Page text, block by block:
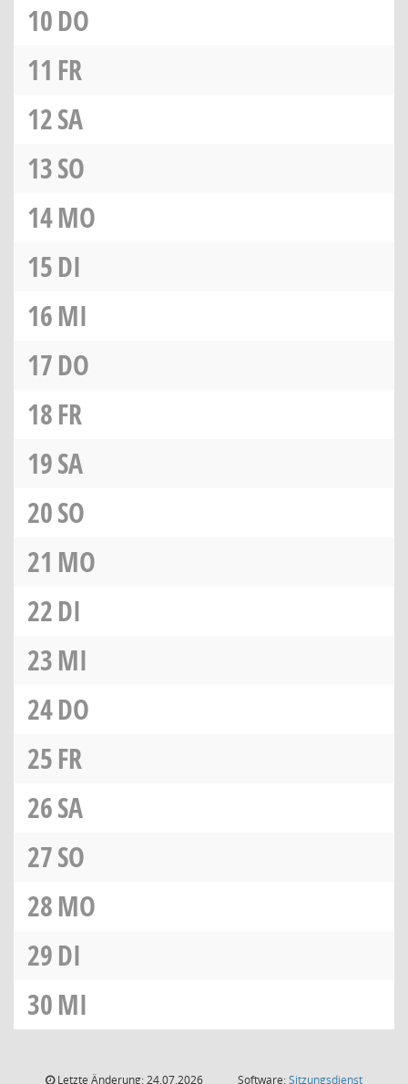
10DO
11 FR
12SA
13SO
14MO
15DI
16MI
17DO
18FR
19SA
20SO
21 MO
22DI
23MI
24DO
25FR
26SA
27SO
28MO
29DI
30MI
Letzte Änderung: 24.07.2026 Software:Sitzungsdienst